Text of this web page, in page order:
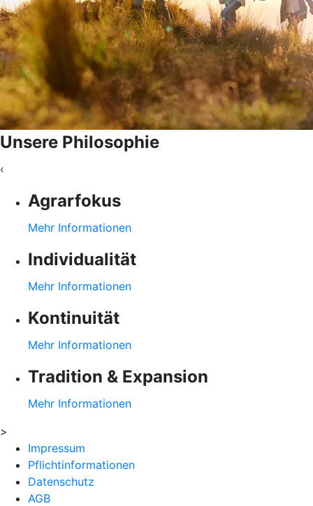
Unsere Philosophie
‹
Agrarfokus
Mehr Informationen
Individualität
Mehr Informationen
Kontinuität
Mehr Informationen
Tradition & Expansion
Mehr Informationen
>
Impressum
Pflichtinformationen
Datenschutz
AGB